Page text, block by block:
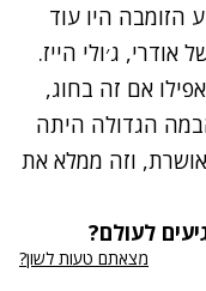
הזומבה היו עוד
ג׳ולי הייז.
אם זה בחוג,
הגדולה היתה
וזה ממלא את
לעולם?
מצאתם טעות לשון?